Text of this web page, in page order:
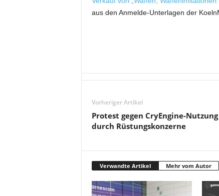
aus den Anmelde-Unterlagen der
Vorheriger Artikel
Protest gegen CryEngine-Nutzung
durch Rüstungskonzerne
Verwandte Artikel Mehr vom Autor